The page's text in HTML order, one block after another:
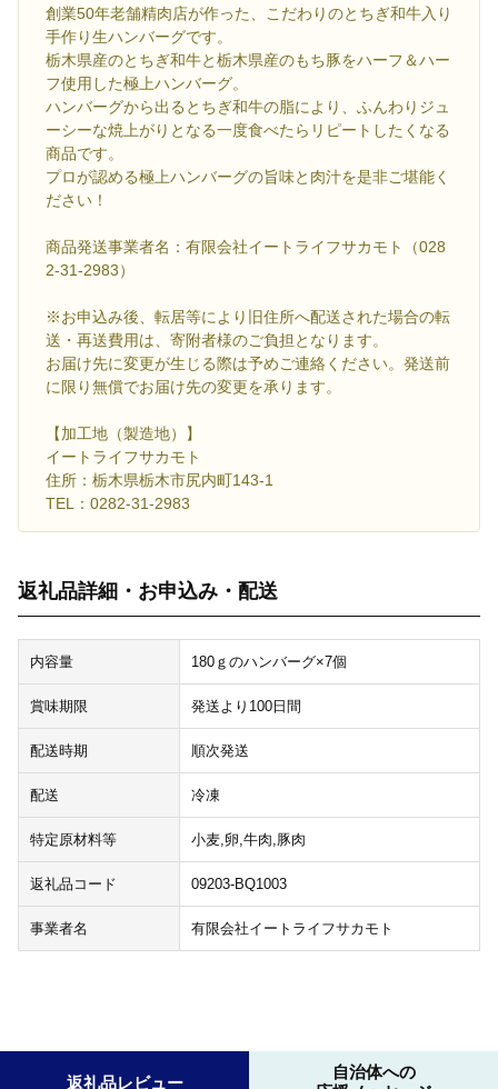
創業50年老舗精肉店が作った、こだわりのとちぎ和牛入り
手作り生ハンバーグです。
栃木県産のとちぎ和牛と栃木県産のもち豚をハーフ＆ハー
フ使用した極上ハンバーグ。
ハンバーグから出るとちぎ和牛の脂により、ふんわりジュ
ーシーな焼上がりとなる一度食べたらリピートしたくなる
商品です。
プロが認める極上ハンバーグの旨味と肉汁を是非ご堪能く
ださい！
商品発送事業者名：有限会社イートライフサカモト（028
2-31-2983）
※お申込み後、転居等により旧住所へ配送された場合の転
送・再送費用は、寄附者様のご負担となります。
お届け先に変更が生じる際は予めご連絡ください。発送前
に限り無償でお届け先の変更を承ります。
【加工地（製造地）】
イートライフサカモト
住所：栃木県栃木市尻内町143-1
TEL：0282-31-2983
返礼品詳細・お申込み・配送
内容量 180ｇのハンバーグ×7個
賞味期限 発送より100日間
配送時期 順次発送
配送 冷凍
特定原材料等 小麦,卵,牛肉,豚肉
返礼品コード 09203-BQ1003
事業者名 有限会社イートライフサカモト
返礼品レビュー
自治体への